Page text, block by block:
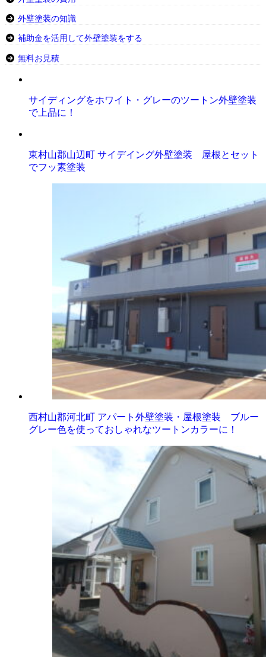
外壁塗装の知識
補助金を活用して外壁塗装をする
無料お見積
サイディングをホワイト・グレーのツートン外壁塗装
で上品に！
東村山郡山辺町 サイデイング外壁塗装 屋根とセット
でフッ素塗装
西村山郡河北町 アパート外壁塗装・屋根塗装 ブルー
グレー色を使っておしゃれなツートンカラーに！